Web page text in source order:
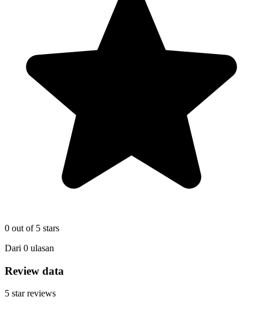
0 out of 5 stars
Dari 0 ulasan
Review data
5 star reviews